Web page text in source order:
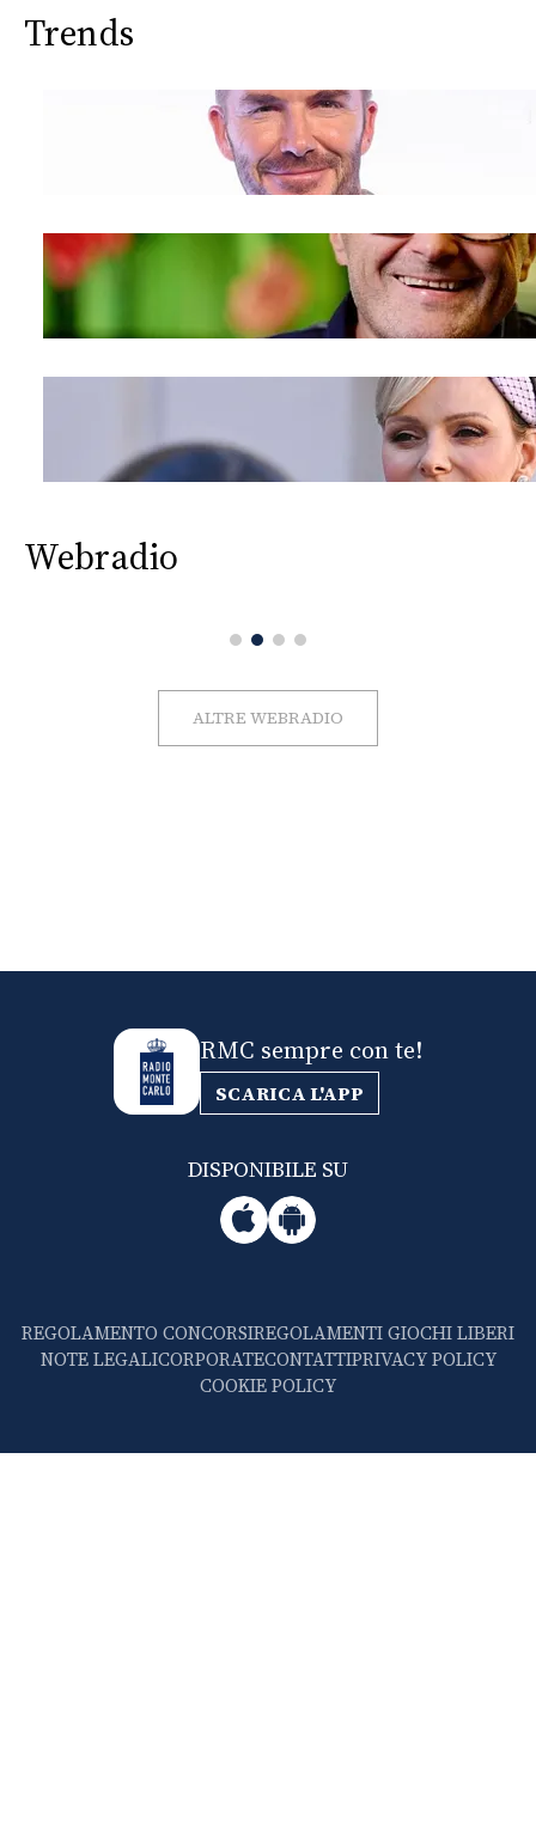
Trends
Webradio
ALTRE WEBRADIO
RMC sempre con te!
SCARICA L'APP
DISPONIBILE SU
REGOLAMENTO CONCORSIREGOLAMENTI GIOCHI LIBERI
NOTE LEGALICORPORATECONTATTIPRIVACY POLICY
COOKIE POLICY